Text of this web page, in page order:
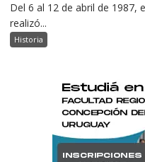
Del 6 al 12 de abril de 1987,
realizó...
Historia